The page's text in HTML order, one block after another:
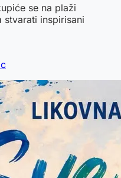
se na plaži
inspirisani